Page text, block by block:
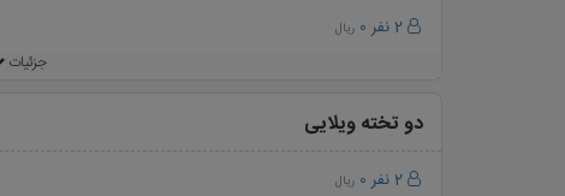
2 نفر 0 ریال
جزئیات
دو تخته ویلایی
2 نفر 0 ریال